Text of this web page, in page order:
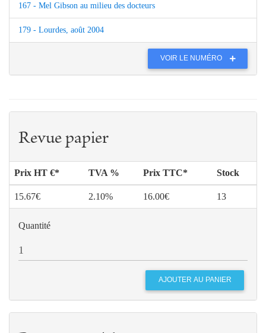
167 - Mel Gibson au milieu des docteurs
179 - Lourdes, août 2004
VOIR LE NUMÉRO
Revue papier
Prix HT €* TVA % Prix TTC* Stock
15.67€ 2.10% 16.00€ 13
Quantité